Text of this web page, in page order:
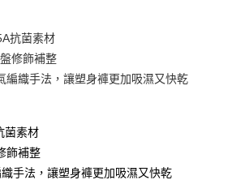
抗菌素材
修飾補整
編織手法，讓塑身褲更加吸濕又快乾
菌素材
飾補整
手法，讓塑身褲更加吸濕又快乾